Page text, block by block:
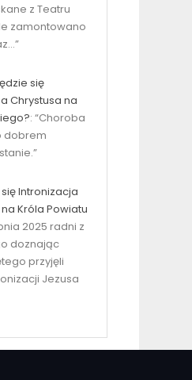
z Teatru
zamontowano
”
się
Chrystusa na
: “Choroba
dobrem
”
Intronizacja
Króla Powiatu
2025 radni z
doznając
przyjęli
Jezusa